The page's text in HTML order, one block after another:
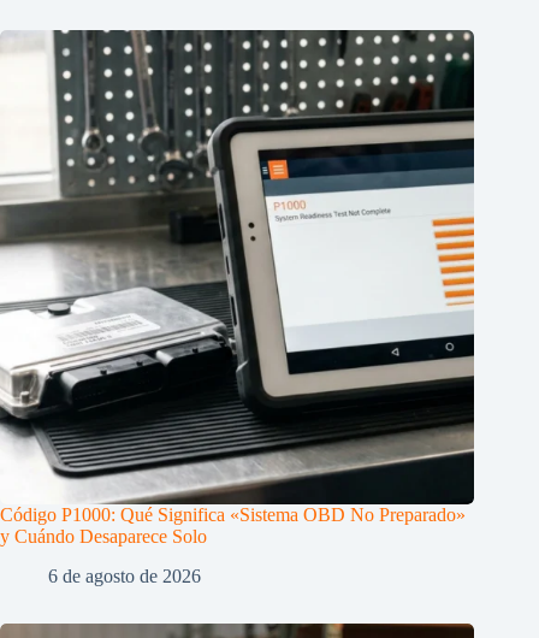
Código P1000: Qué Significa «Sistema OBD No Preparado»
y Cuándo Desaparece Solo
6 de agosto de 2026